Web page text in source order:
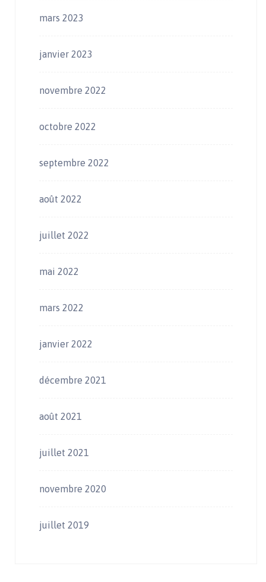
mars 2023
janvier 2023
novembre 2022
octobre 2022
septembre 2022
août 2022
juillet 2022
mai 2022
mars 2022
janvier 2022
décembre 2021
août 2021
juillet 2021
novembre 2020
juillet 2019